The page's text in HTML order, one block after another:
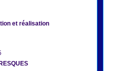
et réalisation